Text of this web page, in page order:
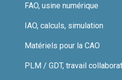
FAO, usine numérique
IAO, calculs, simulation
Matériels pour la CAO
PLM / GDT, travail